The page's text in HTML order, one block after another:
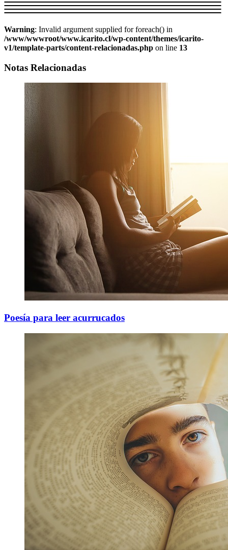
Warning: Invalid argument supplied for foreach() in
/www/wwwroot/www.icarito.cl/wp-content/themes/icarito-
v1/template-parts/content-relacionadas.php on line 13
Notas Relacionadas
Poesía para leer acurrucados